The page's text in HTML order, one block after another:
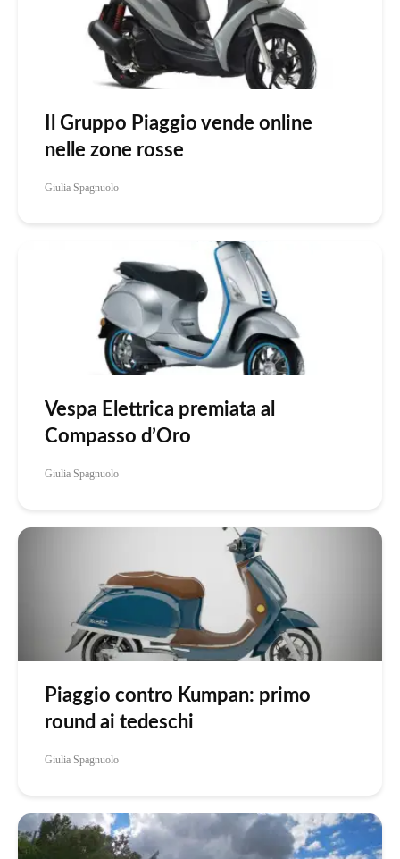
Il Gruppo Piaggio vende online
nelle zone rosse
Giulia Spagnuolo
Vespa Elettrica premiata al
Compasso d’Oro
Giulia Spagnuolo
Piaggio contro Kumpan: primo
round ai tedeschi
Giulia Spagnuolo